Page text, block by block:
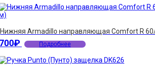
Нижняя Armadillo направляющая Comfort R
₽ Подробнее